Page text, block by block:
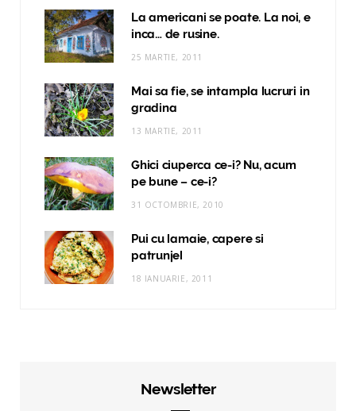
La americani se poate. La noi, e
inca… de rusine.
25 MARTIE, 2011
Mai sa fie, se intampla lucruri in
gradina
13 MARTIE, 2011
Ghici ciuperca ce-i? Nu, acum
pe bune – ce-i?
31 OCTOMBRIE, 2010
Pui cu lamaie, capere si
patrunjel
18 IANUARIE, 2011
Newsletter